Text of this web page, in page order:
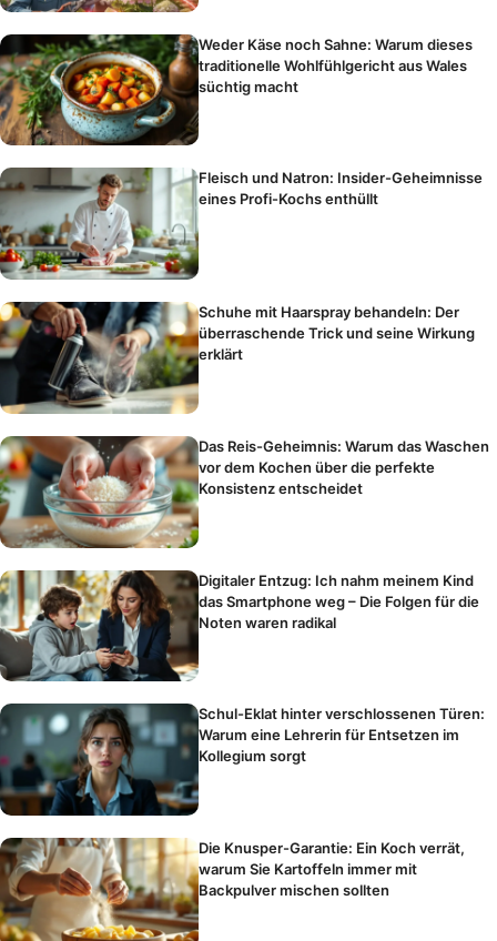
Weder Käse noch Sahne: Warum dieses
traditionelle Wohlfühlgericht aus Wales
süchtig macht
Fleisch und Natron: Insider-Geheimnisse
eines Profi-Kochs enthüllt
Schuhe mit Haarspray behandeln: Der
überraschende Trick und seine Wirkung
erklärt
Das Reis-Geheimnis: Warum das Waschen
vor dem Kochen über die perfekte
Konsistenz entscheidet
Digitaler Entzug: Ich nahm meinem Kind
das Smartphone weg – Die Folgen für die
Noten waren radikal
Schul-Eklat hinter verschlossenen Türen:
Warum eine Lehrerin für Entsetzen im
Kollegium sorgt
Die Knusper-Garantie: Ein Koch verrät,
warum Sie Kartoffeln immer mit
Backpulver mischen sollten